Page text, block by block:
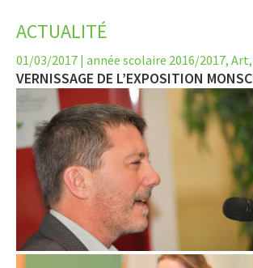
CONTACT
INSCRIPTIONS 2026
LE LYCÉE
LET’S GO SCIENCE
ACTUALITÉ
AGENDA
ACTUALITÉ
01/03/2017 | année scolaire 2016/2017, Art,
VERNISSAGE DE L’EXPOSITION